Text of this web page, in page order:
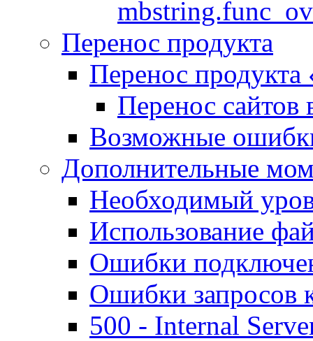
Перенос продукта
Перенос продукта
Перенос сайтов
Возможные
Дополнительные
Необходимый
Использование
Ошибки
Ошибки запросов
500 - Internal